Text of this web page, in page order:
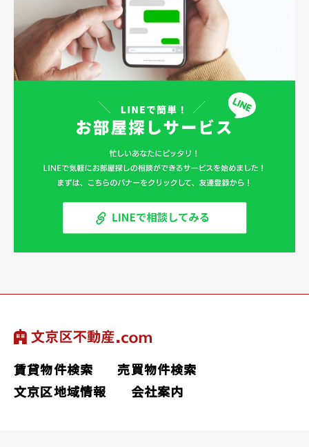
賃貸物件検索
売買物件検索
文京区地域情報
会社案内